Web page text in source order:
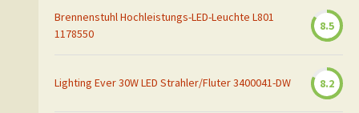
Brennenstuhl Hochleistungs-LED-Leuchte L801
1178550
8.5
Lighting Ever 30W LED Strahler/Fluter 3400041-DW 8.2